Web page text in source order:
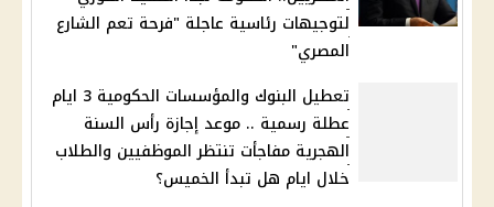
لتوجيهات رئاسية عاجلة "فرحة تعم الشارع
المصري"
تعطيل البنوك والمؤسسات الحكومية 3 ايام
عطلة رسمية .. موعد إجازة رأس السنة
الهجرية مفاجأت تنتظر الموظفيين والطلاب
خلال ايام هل تبدأ الخميس؟